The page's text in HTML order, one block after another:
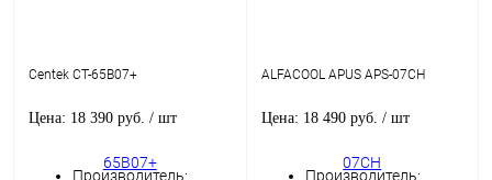
Centek CT-65B07+
Цена: 18 390 руб. / шт
Производитель:
ALFACOOL APUS APS-07CH
Цена: 18 490 руб. / шт
Производитель: